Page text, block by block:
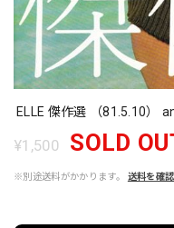
ELLE 傑作選 （81.5.10）
¥1,500 SOLD
※別途送料がかかります。 送料を確